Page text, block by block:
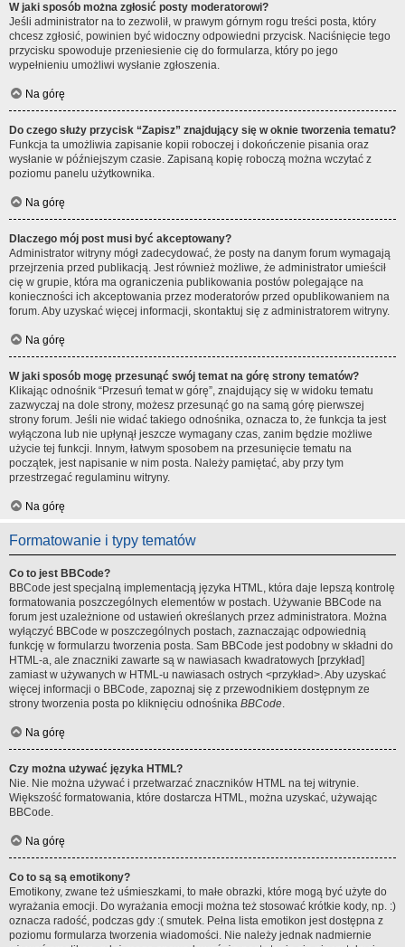
W jaki sposób można zgłosić posty moderatorowi?
Jeśli administrator na to zezwolił, w prawym górnym rogu treści posta, który
chcesz zgłosić, powinien być widoczny odpowiedni przycisk. Naciśnięcie tego
przycisku spowoduje przeniesienie cię do formularza, który po jego
wypełnieniu umożliwi wysłanie zgłoszenia.
Na górę
Do czego służy przycisk “Zapisz” znajdujący się w oknie tworzenia tematu?
Funkcja ta umożliwia zapisanie kopii roboczej i dokończenie pisania oraz
wysłanie w późniejszym czasie. Zapisaną kopię roboczą można wczytać z
poziomu panelu użytkownika.
Na górę
Dlaczego mój post musi być akceptowany?
Administrator witryny mógł zadecydować, że posty na danym forum wymagają
przejrzenia przed publikacją. Jest również możliwe, że administrator umieścił
cię w grupie, która ma ograniczenia publikowania postów polegające na
konieczności ich akceptowania przez moderatorów przed opublikowaniem na
forum. Aby uzyskać więcej informacji, skontaktuj się z administratorem witryny.
Na górę
W jaki sposób mogę przesunąć swój temat na górę strony tematów?
Klikając odnośnik “Przesuń temat w górę”, znajdujący się w widoku tematu
zazwyczaj na dole strony, możesz przesunąć go na samą górę pierwszej
strony forum. Jeśli nie widać takiego odnośnika, oznacza to, że funkcja ta jest
wyłączona lub nie upłynął jeszcze wymagany czas, zanim będzie możliwe
użycie tej funkcji. Innym, łatwym sposobem na przesunięcie tematu na
początek, jest napisanie w nim posta. Należy pamiętać, aby przy tym
przestrzegać regulaminu witryny.
Na górę
Formatowanie i typy tematów
Co to jest BBCode?
BBCode jest specjalną implementacją języka HTML, która daje lepszą kontrolę
formatowania poszczególnych elementów w postach. Używanie BBCode na
forum jest uzależnione od ustawień określanych przez administratora. Można
wyłączyć BBCode w poszczególnych postach, zaznaczając odpowiednią
funkcję w formularzu tworzenia posta. Sam BBCode jest podobny w składni do
HTML-a, ale znaczniki zawarte są w nawiasach kwadratowych [przykład]
zamiast w używanych w HTML-u nawiasach ostrych <przykład>. Aby uzyskać
więcej informacji o BBCode, zapoznaj się z przewodnikiem dostępnym ze
strony tworzenia posta po kliknięciu odnośnika BBCode.
Na górę
Czy można używać języka HTML?
Nie. Nie można używać i przetwarzać znaczników HTML na tej witrynie.
Większość formatowania, które dostarcza HTML, można uzyskać, używając
BBCode.
Na górę
Co to są są emotikony?
Emotikony, zwane też uśmieszkami, to małe obrazki, które mogą być użyte do
wyrażania emocji. Do wyrażania emocji można też stosować krótkie kody, np. :)
oznacza radość, podczas gdy :( smutek. Pełna lista emotikon jest dostępna z
poziomu formularza tworzenia wiadomości. Nie należy jednak nadmiernie